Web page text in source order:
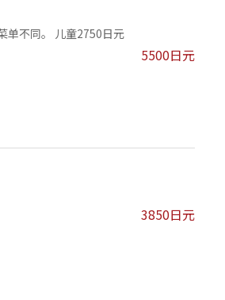
单不同。 儿童2750日元
5500日元
3850日元